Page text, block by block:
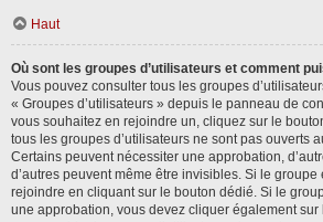
Haut
Où sont les groupes d’utilisateurs et comment
Vous pouvez consulter tous les groupes
« Groupes d’utilisateurs » depuis le panneau de
vous souhaitez en rejoindre un, cliquez sur le
tous les groupes d’utilisateurs ne sont pas ouverts
Certains peuvent nécessiter une approbation,
d’autres peuvent même être invisibles. Si le
rejoindre en cliquant sur le bouton dédié. Si le
une approbation, vous devez cliquer également